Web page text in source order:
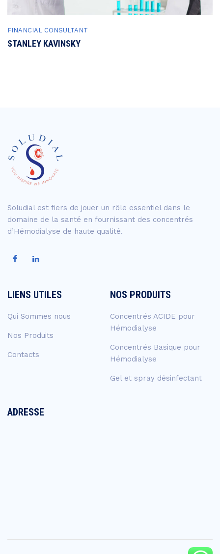
FINANCIAL CONSULTANT
STANLEY KAVINSKY
Soludial est fiers de jouer un rôle essentiel dans le
domaine de la santé en fournissant des concentrés
d’Hémodialyse de haute qualité.
LIENS UTILES
Qui Sommes nous
Nos Produits
Contacts
NOS PRODUITS
Concentrés ACIDE pour
Hémodialyse
Concentrés Basique pour
Hémodialyse
Gel et spray désinfectant
ADRESSE